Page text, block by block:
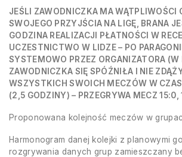
JEŚLI ZAWODNICZKA MA WĄTPLIWOŚCI
SWOJEGO PRZYJŚCIA NA LIGĘ, BRANA
GODZINA REALIZACJI PŁATNOŚCI W
UCZESTNICTWO W LIDZE – PO
SYSTEMOWO PRZEZ ORGANIZATORA (W
ZAWODNICZKA SIĘ SPÓŹNIŁA I NIE
WSZYSTKICH SWOICH MECZÓW W
(2,5 GODZINY) – PRZEGRYWA MECZ 15:0,
Proponowana kolejność meczów w
Harmonogram danej kolejki z planowymi
rozgrywania danych grup zamieszczany